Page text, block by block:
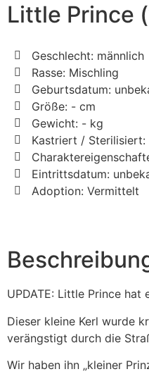
Little Prince
Geschlecht: männlich
Rasse: Mischling
Geburtsdatum:
Größe: - cm
Gewicht: - kg
Kastriert / Sterilisiert:
Eintrittsdatum:
Adoption: Vermittelt
UPDATE: Little Prince hat
Dieser kleine Kerl wurde
verängstigt durch die
Wir haben ihn „kleiner